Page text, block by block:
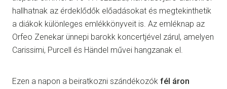
hallhatnak az érdeklődők előadásokat és megtekinthetik
a diákok különleges emlékkönyveit is. Az emléknap az
Orfeo Zenekar ünnepi barokk koncertjével zárul, amelyen
Carissimi, Purcell és Händel művei hangzanak el.
Ezen a napon a beiratkozni szándékozók fél áron